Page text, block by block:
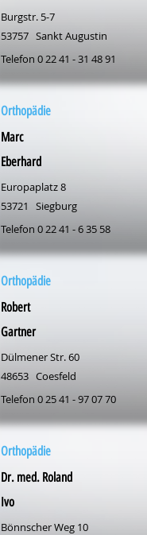
Burgstr. 5-7
53757 Sankt Augustin
Telefon 0 22 41 - 31 48 91
Orthopädie
Marc
Eberhard
Europaplatz 8
53721
Siegburg
Telefon 0 22 41 - 6 35 58
Orthopädie
Robert
Gartner
Dülmener Str. 60
48653 Coesfeld
Telefon 0 25 41 - 97 07 70
Orthopädie
Dr. med. Roland
Ivo
Bönnscher Weg 10